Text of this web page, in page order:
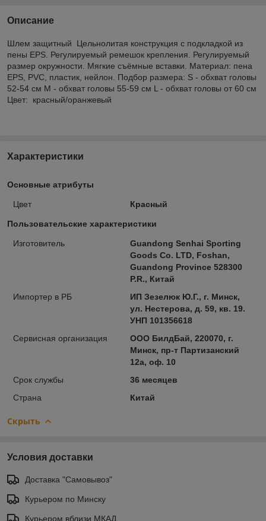
Описание
Шлем защитный Цельнолитая конструкция с подкладкой из
пены EPS. Регулируемый ремешок крепления. Регулируемый
размер окружности. Мягкие съёмные вставки. Материал: пена
EPS, PVC, пластик, нейлон. Подбор размера: S - обхват головы
52-54 см M - обхват головы 55-59 см L - обхват головы от 60 см
Цвет: красный/оранжевый​
Характеристики
Основные атрибуты
Цвет Красный
Пользовательские характеристики
Изготовитель
Guandong Senhai Sporting
Goods Co. LTD, Foshan,
Guandong Province 528300
P.R., Китай
Импортер в РБ
ИП Зезелюк Ю.Г., г. Минск,
ул. Нестерова, д. 59, кв. 19.
УНП 101356618
Сервисная организация
ООО БилдБай, 220070, г.
Минск, пр-т Партизанский
12а, оф. 10
Срок службы
36 месяцев
Страна
Китай
Скрыть
Условия доставки
Доставка "Самовывоз"
Курьером по Минску
Курьером вблизи МКАД